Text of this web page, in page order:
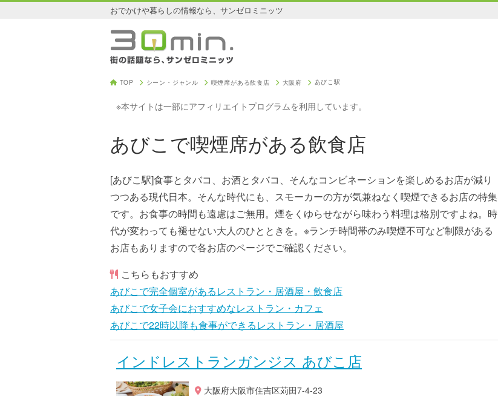
おでかけや暮らしの情報なら、サンゼロミニッツ
TOP シーン・ジャンル 喫煙席がある飲食店 大阪府 あびこ駅
※本サイトは一部にアフィリエイトプログラムを利用しています。
あびこで喫煙席がある飲食店
[あびこ駅]食事とタバコ、お酒とタバコ、そんなコンビネーションを楽しめるお店が減り
つつある現代日本。そんな時代にも、スモーカーの方が気兼ねなく喫煙できるお店の特集
です。お食事の時間も遠慮はご無用。煙をくゆらせながら味わう料理は格別ですよね。時
代が変わっても褪せない大人のひとときを。※ランチ時間帯のみ喫煙不可など制限がある
お店もありますので各お店のページでご確認ください。
こちらもおすすめ
あびこで完全個室があるレストラン・居酒屋・飲食店
あびこで女子会におすすめなレストラン・カフェ
あびこで22時以降も食事ができるレストラン・居酒屋
インドレストランガンジス あびこ店
大阪府大阪市住吉区苅田7-4-23